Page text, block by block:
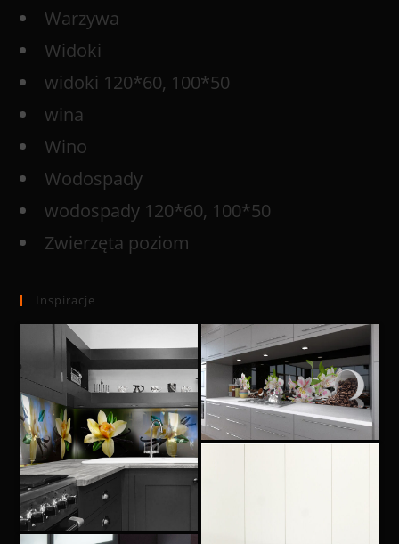
Warzywa
Widoki
widoki 120*60, 100*50
wina
Wino
Wodospady
wodospady 120*60, 100*50
Zwierzęta poziom
Inspiracje